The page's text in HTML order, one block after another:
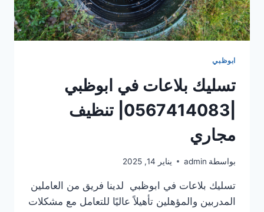
ابوظبي
تسليك بلاعات في ابوظبي
|0567414083| تنظيف
مجاري
بواسطة admin يناير 14, 2025
تسليك بلاعات في ابوظبي لدينا فريق من العاملين
المدربين والمؤهلين تأهيلاً عاليًا للتعامل مع مشكلات